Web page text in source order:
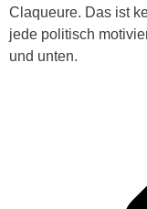
Claqueure. Das ist
jede politisch
und unten.